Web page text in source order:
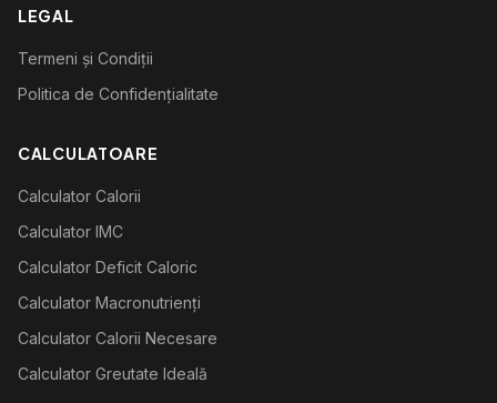
LEGAL
Termeni și Condiții
Politica de Confidențialitate
CALCULATOARE
Calculator Calorii
Calculator IMC
Calculator Deficit Caloric
Calculator Macronutrienți
Calculator Calorii Necesare
Calculator Greutate Ideală